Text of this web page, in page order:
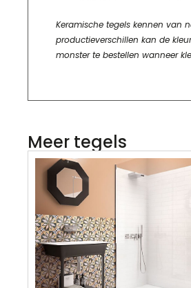
Keramische tegels kennen van
productieverschillen kan de
monster te bestellen wanneer
Meer tegels